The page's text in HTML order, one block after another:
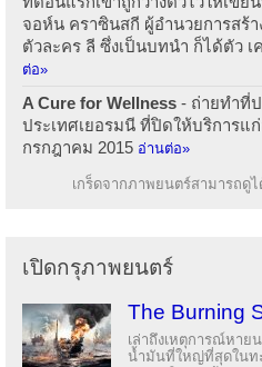
จอห์น คราซินสกี ผู้อำนวยการสร้า
ตัวละคร ลี ซึ่งเป็นบทนำ ก็ได้ตัว
ต่อ»
A Cure for Wellness - ถ่ายทำที่
ประเทศเยอรมนี ที่ปิดให้บริการ
กรกฎาคม 2015 อ่านต่อ»
เกร็ดจากภาพยนตร์สามารถดู
เปิดกรุภาพยนตร์
The Burning
เล่าถึงเหตุการณ์หาย
น้ำมันที่ใหญ่ที่สุดในท